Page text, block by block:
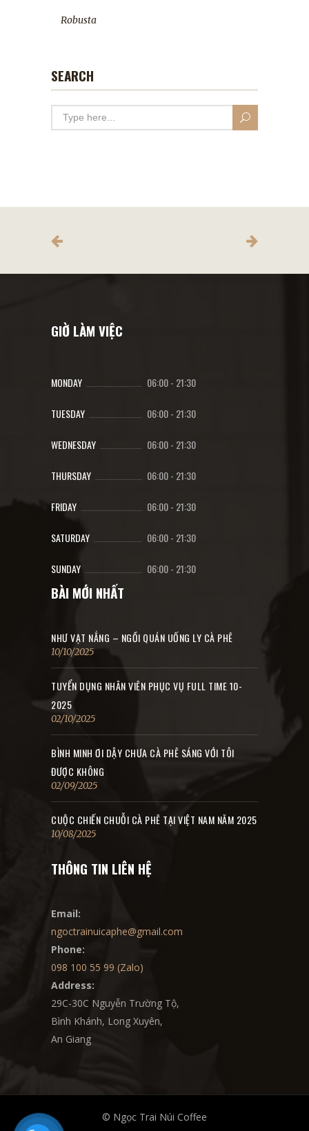
Robusta
SEARCH
GIỜ LÀM VIỆC
MONDAY 06:00- 21:30
TUESDAY 06:00- 21:30
WEDNESDAY 06:00- 21:30
THURSDAY 06:00- 21:30
FRIDAY 06:00- 21:30
SATURDAY 06:00- 21:30
SUNDAY 06:00- 21:30
BÀI MỚI NHẤT
NHƯ VẠT NẮNG – NGỒI QUÁN UỐNG LY CÀ PHÊ
10/10/2025
TUYỂN DỤNG NHÂN VIÊN PHỤC VỤ FULL TIME 10-
2025
02/10/2025
BÌNH MINH ƠI DẬY CHƯA CÀ PHÊ SÁNG VỚI TÔI
ĐƯỢC KHÔNG
02/09/2025
CUỘC CHIẾN CHUỖI CÀ PHÊ TẠI VIỆT NAM NĂM 2025
10/08/2025
THÔNG TIN LIÊN HỆ
Email:
ngoctrainuicaphe@gmail.com
Phone:
098 100 55 99 (Zalo)
Address:
29C-30C Nguyễn Trường Tộ,
Bình Khánh, Long Xuyên,
An Giang
© Ngọc Trai Núi Coffee